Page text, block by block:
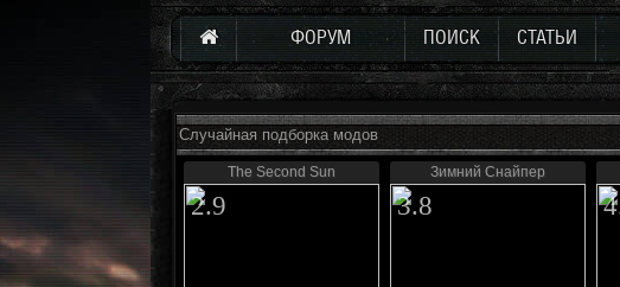
ФОРУМ ПОИСК СТАТЬИ
Случайная подборка модов
The Second Sun
2.9
Зимний Снайпер
3.8